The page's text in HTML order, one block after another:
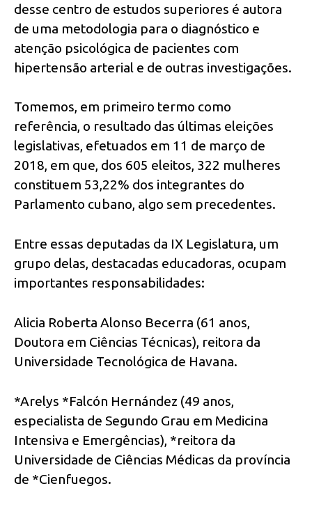
desse centro de estudos superiores é autora
de uma metodologia para o diagnóstico e
atenção psicológica de pacientes com
hipertensão arterial e de outras investigações.
Tomemos, em primeiro termo como
referência, o resultado das últimas eleições
legislativas, efetuados em 11 de março de
2018, em que, dos 605 eleitos, 322 mulheres
constituem 53,22% dos integrantes do
Parlamento cubano, algo sem precedentes.
Entre essas deputadas da IX Legislatura, um
grupo delas, destacadas educadoras, ocupam
importantes responsabilidades:
Alicia Roberta Alonso Becerra (61 anos,
Doutora em Ciências Técnicas), reitora da
Universidade Tecnológica de Havana.
*Arelys *Falcón Hernández (49 anos,
especialista de Segundo Grau em Medicina
Intensiva e Emergências), *reitora da
Universidade de Ciências Médicas da província
de *Cienfuegos.